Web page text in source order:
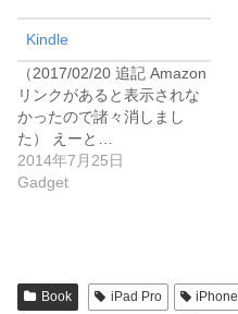
Kindle
（2017/02/20 追記 Amazon
リンクがあると表示されな
かったので諸々消しまし
た） えーと…
2014年7月25日
Gadget
Book iPad Pro iPhone